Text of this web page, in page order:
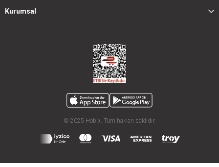
Kurumsal
© 2025 Hobix. Tüm hakları saklıdır.